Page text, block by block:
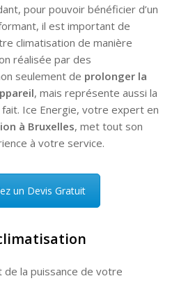
pour pouvoir bénéficier d’un
il est important de
climatisation de manière
réalisée par des
seulement de prolonger la
, mais représente aussi la
fait. Ice Energie, votre expert en
à Bruxelles, met tout son
à votre service.
un Devis Gratuit
de la puissance de votre